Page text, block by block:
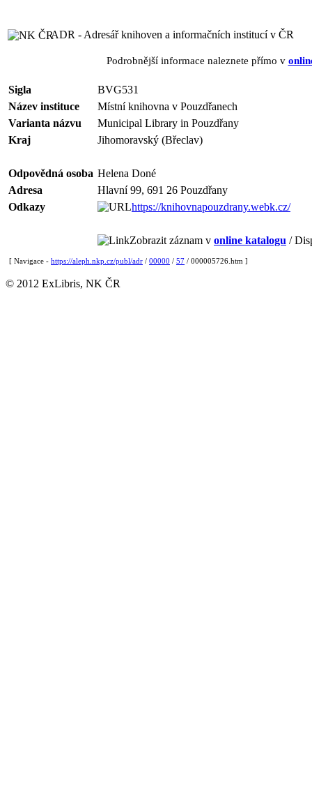
ADR - Adresář knihoven a informačních institucí v ČR
Podrobnější informace naleznete přímo v
Sigla
BVG531
Název instituce
Místní knihovna v Pouzdřanech
Varianta názvu
Municipal Library in Pouzdřany
Kraj
Jihomoravský (Břeclav)
Odpovědná osoba Helena Doné
Adresa
Hlavní 99, 691 26 Pouzdřany
Odkazy
https://knihovnapouzdrany.webk.cz/
Zobrazit záznam v online katalogu /
[ Navigace - https://aleph.nkp.cz/publ/adr / 00000 / 57 / 000005726.htm ]
© 2012 ExLibris, NK ČR